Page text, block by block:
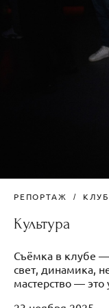
РЕПОРТАЖ КЛУБ
Культура
Съёмка в клубе
свет, динамика,
мастерство — это